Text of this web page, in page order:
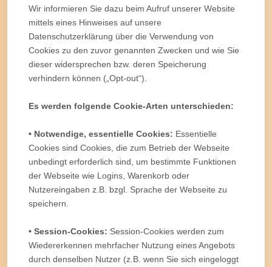
Wir informieren Sie dazu beim Aufruf unserer Website
mittels eines Hinweises auf unsere
Datenschutzerklärung über die Verwendung von
Cookies zu den zuvor genannten Zwecken und wie Sie
dieser widersprechen bzw. deren Speicherung
verhindern können („Opt-out“).
Es werden folgende Cookie-Arten unterschieden:
• Notwendige, essentielle Cookies: Essentielle
Cookies sind Cookies, die zum Betrieb der Webseite
unbedingt erforderlich sind, um bestimmte Funktionen
der Webseite wie Logins, Warenkorb oder
Nutzereingaben z.B. bzgl. Sprache der Webseite zu
speichern.
• Session-Cookies: Session-Cookies werden zum
Wiedererkennen mehrfacher Nutzung eines Angebots
durch denselben Nutzer (z.B. wenn Sie sich eingeloggt